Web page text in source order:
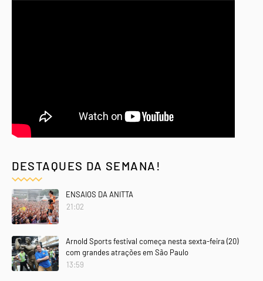
DESTAQUES DA SEMANA!
ENSAIOS DA ANITTA
21:02
Arnold Sports festival começa nesta sexta-feira (20)
com grandes atrações em São Paulo
13:59